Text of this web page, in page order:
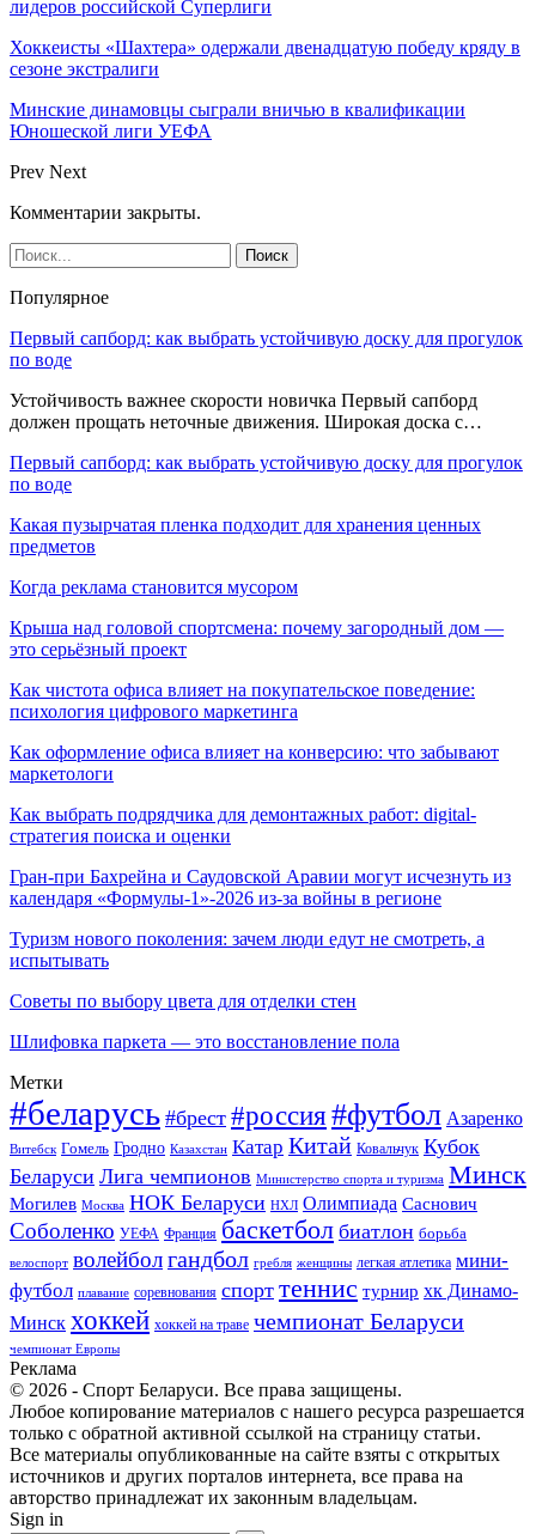
лидеров российской Суперлиги
Хоккеисты «Шахтера» одержали двенадцатую победу кряду в
сезоне экстралиги
Минские динамовцы сыграли вничью в квалификации
Юношеской лиги УЕФА
Prev Next
Комментарии закрыты.
Популярное
Первый сапборд: как выбрать устойчивую доску для прогулок
по воде
Устойчивость важнее скорости новичка Первый сапборд
должен прощать неточные движения. Широкая доска с…
Первый сапборд: как выбрать устойчивую доску для прогулок
по воде
Какая пузырчатая пленка подходит для хранения ценных
предметов
Когда реклама становится мусором
Крыша над головой спортсмена: почему загородный дом —
это серьёзный проект
Как чистота офиса влияет на покупательское поведение:
психология цифрового маркетинга
Как оформление офиса влияет на конверсию: что забывают
маркетологи
Как выбрать подрядчика для демонтажных работ: digital-
стратегия поиска и оценки
Гран-при Бахрейна и Саудовской Аравии могут исчезнуть из
календаря «Формулы-1»-2026 из-за войны в регионе
Туризм нового поколения: зачем люди едут не смотреть, а
испытывать
Советы по выбору цвета для отделки стен
Шлифовка паркета — это восстановление пола
Метки
#беларусь #брест #россия#футбол Азаренко
Витебск Гомель Гродно Казахстан Катар Китай Ковальчук Кубок
Беларуси Лига чемпионов Министерство спорта и туризма Минск
Могилев Москва НОК Беларуси НХЛ Олимпиада Саснович
Соболенко УЕФА Франция баскетбол биатлон борьба
велоспорт волейболгандбол гребля женщины легкая атлетика мини-
футбол плавание соревнования спорт теннис турнир хк Динамо-
Минск хоккей хоккей на траве чемпионат Беларуси
чемпионат Европы
Реклама
© 2026 - Спорт Беларуси. Все права защищены.
Любое копирование материалов с нашего ресурса разрешается
только с обратной активной ссылкой на страницу статьи.
Все материалы опубликованные на сайте взяты с открытых
источников и других порталов интернета, все права на
авторство принадлежат их законным владельцам.
Sign in